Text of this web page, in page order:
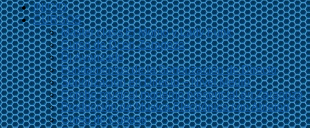
INICIO
CURSOS
Master class El Momo y Lady Funk
Curso de Dj en Zaragoza
Dj Avanzado
Fundamentos de la Sonorización de Directo
Sonorización en Directo – Nivel Medio
Combo musical moderno presencial en Zaragoza
Producción de Música Electrónica con Ableton
Curso de Cubase